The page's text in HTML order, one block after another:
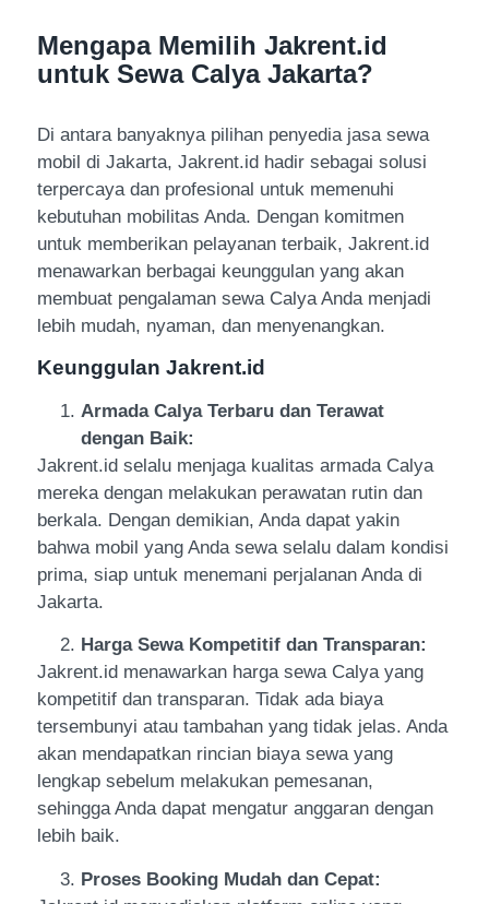
Mengapa Memilih Jakrent.id
untuk Sewa Calya Jakarta?
Di antara banyaknya pilihan penyedia jasa sewa
mobil di Jakarta, Jakrent.id hadir sebagai solusi
terpercaya dan profesional untuk memenuhi
kebutuhan mobilitas Anda. Dengan komitmen
untuk memberikan pelayanan terbaik, Jakrent.id
menawarkan berbagai keunggulan yang akan
membuat pengalaman sewa Calya Anda menjadi
lebih mudah, nyaman, dan menyenangkan.
Keunggulan Jakrent.id
Armada Calya Terbaru dan Terawat
dengan Baik:
Jakrent.id selalu menjaga kualitas armada Calya
mereka dengan melakukan perawatan rutin dan
berkala. Dengan demikian, Anda dapat yakin
bahwa mobil yang Anda sewa selalu dalam kondisi
prima, siap untuk menemani perjalanan Anda di
Jakarta.
Harga Sewa Kompetitif dan Transparan:
Jakrent.id menawarkan harga sewa Calya yang
kompetitif dan transparan. Tidak ada biaya
tersembunyi atau tambahan yang tidak jelas. Anda
akan mendapatkan rincian biaya sewa yang
lengkap sebelum melakukan pemesanan,
sehingga Anda dapat mengatur anggaran dengan
lebih baik.
Proses Booking Mudah dan Cepat: